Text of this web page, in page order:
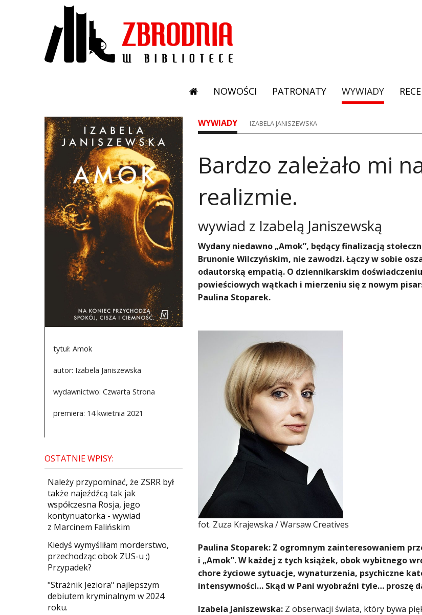
NOWOŚCI PATRONATY WYWIADY
tytuł: Amok
autor: Izabela Janiszewska
wydawnictwo: Czwarta Strona
premiera: 14 kwietnia 2021
OSTATNIE WPISY:
Należy przypominać, że ZSRR był
także najeźdźcą tak jak
współczesna Rosja, jego
kontynuatorka - wywiad
z Marcinem Falińskim
Kiedyś wymyśliłam morderstwo,
przechodząc obok ZUS-u ;)
Przypadek?
"Strażnik Jeziora" najlepszym
debiutem kryminalnym w 2024
roku.
WYWIADY IZABELA JANISZEWSKA
Bardzo zależało mi
realizmie.
wywiad z Izabelą Janiszewską
Wydany niedawno „Amok”, będący finalizacją
Brunonie Wilczyńskim, nie zawodzi. Łączy w sobie
odautorską empatią. O dziennikarskim
powieściowych wątkach i mierzeniu się z nowym
Paulina Stoparek.
fot. Zuza Krajewska / Warsaw Creatives
Paulina Stoparek: Z ogromnym zainteresowaniem
i „Amok”. W każdej z tych książek, obok wybitnego
chore życiowe sytuacje, wynaturzenia, psychiczne
intensywności… Skąd w Pani wyobraźni tyle… proszę
Izabela Janiszewska: Z obserwacji świata, który bywa